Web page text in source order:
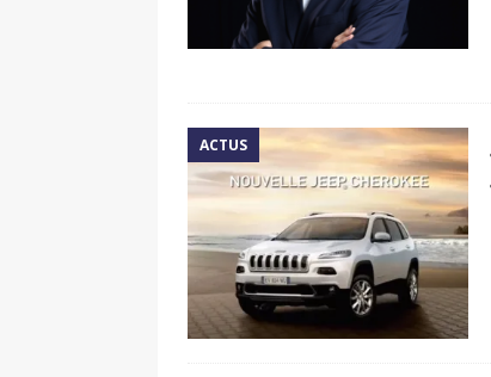
ACTUS